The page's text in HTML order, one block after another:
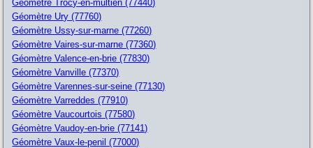
Géomètre Trocy-en-multien (77440)
Géomètre Ury (77760)
Géomètre Ussy-sur-marne (77260)
Géomètre Vaires-sur-marne (77360)
Géomètre Valence-en-brie (77830)
Géomètre Vanville (77370)
Géomètre Varennes-sur-seine (77130)
Géomètre Varreddes (77910)
Géomètre Vaucourtois (77580)
Géomètre Vaudoy-en-brie (77141)
Géomètre Vaux-le-penil (77000)